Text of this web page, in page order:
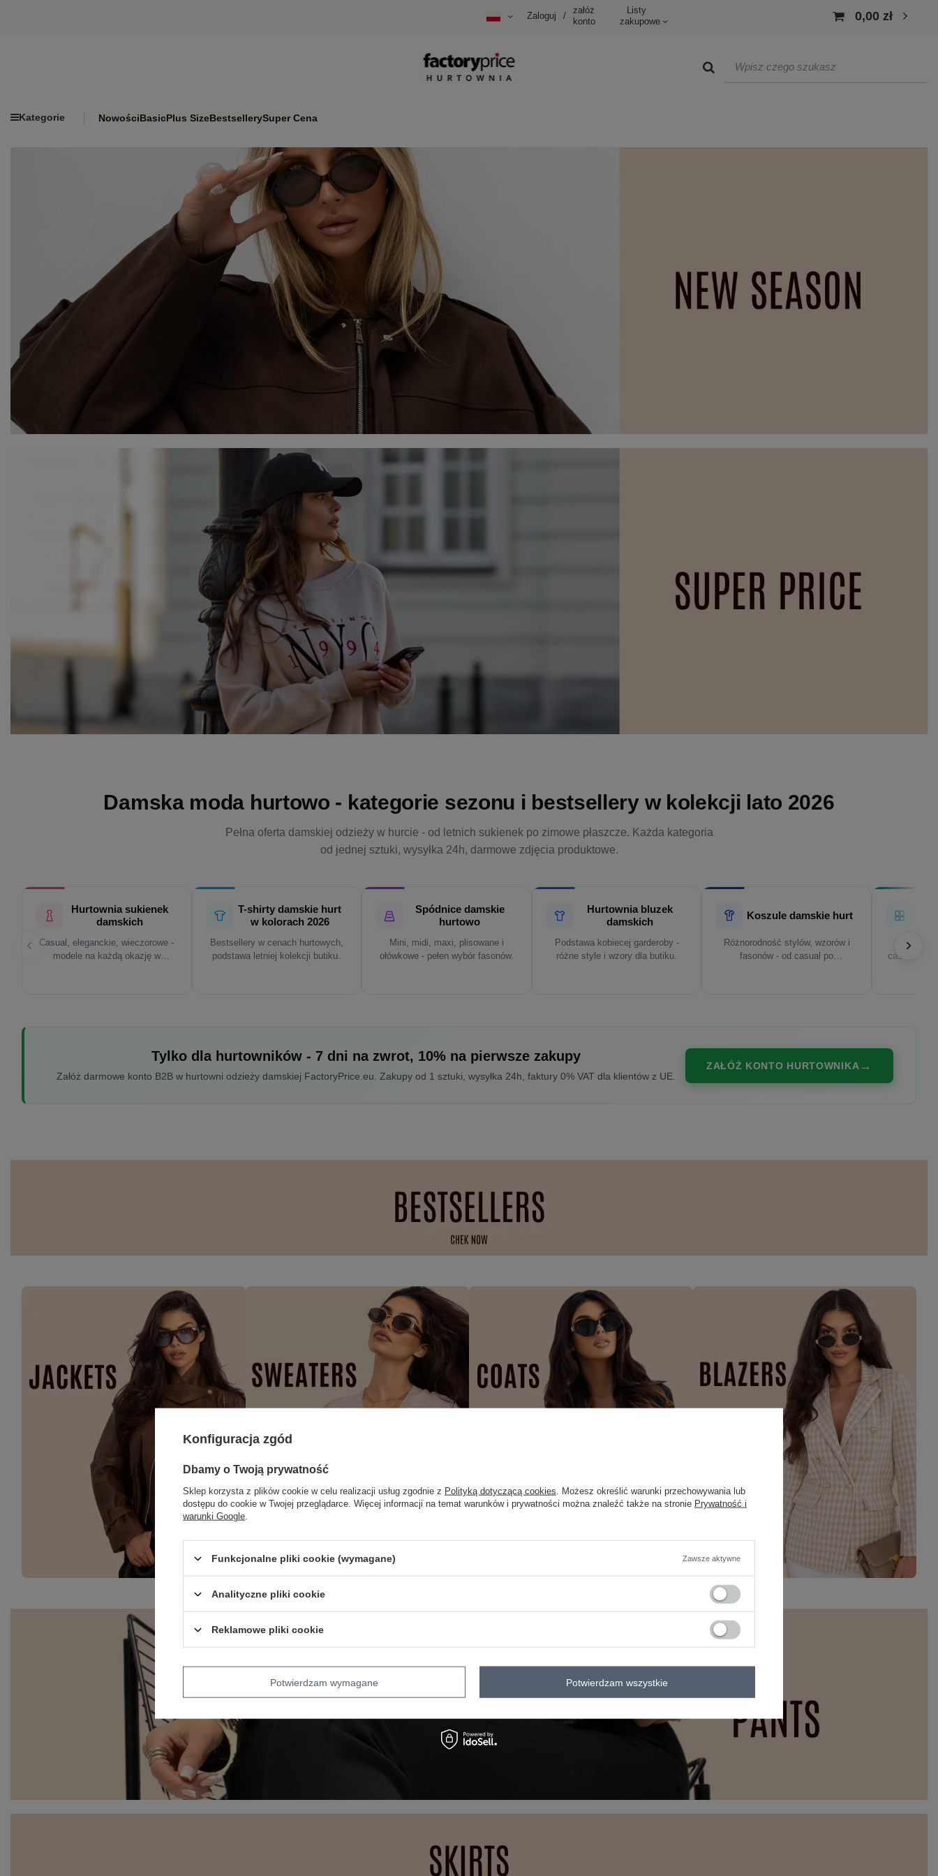
Zaloguj /
załóż
konto
Listy
zakupowe
0,00 zł
Kategorie NowościBasicPlus SizeBestsellerySuper Cena
Damska moda hurtowo - kategorie sezonu i bestsellery w kolekcji lato 2026
Pełna oferta damskiej odzieży w hurcie - od letnich sukienek po zimowe płaszcze. Każda kategoria
od jednej sztuki, wysyłka 24h, darmowe zdjęcia produktowe.
Hurtownia sukienek
damskich
Casual, eleganckie, wieczorowe -
modele na każdą okazję w
T-shirty damskie hurt
w kolorach 2026
Bestsellery w cenach hurtowych,
podstawa letniej kolekcji butiku.
Spódnice damskie
hurtowo
Mini, midi, maxi, plisowane i
ołówkowe - pełen wybór fasonów.
Hurtownia bluzek
damskich
Podstawa kobiecej garderoby -
różne style i wzory dla butiku.
Koszule damskie hurt
Różnorodność stylów, wzorów i
fasonów - od casual po
casualowe,
Tylko dla hurtowników - 7 dni na zwrot, 10% na pierwsze zakupy
Załóż darmowe konto B2B w hurtowni odzieży damskiej FactoryPrice.eu. Zakupy od 1 sztuki, wysyłka 24h, faktury 0% VAT dla klientów z UE.
ZAŁÓŻ KONTO HURTOWNIKA
Konfiguracja zgód
Dbamy o Twoją prywatność
Sklep korzysta z plików cookie w celu realizacji usług zgodnie z Polityką dotyczącą cookies . Możesz określić warunki przechowywania lub
dostępu do cookie w Twojej przeglądarce. Więcej informacji na temat warunków i prywatności można znaleźć także na stronie Prywatność i
warunki Google
Funkcjonalne pliki cookie (wymagane) Zawsze aktywne
Analityczne pliki cookie
Reklamowe pliki cookie
Potwierdzam wymagane Potwierdzam wszystkie